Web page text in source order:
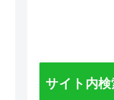
サイト内検